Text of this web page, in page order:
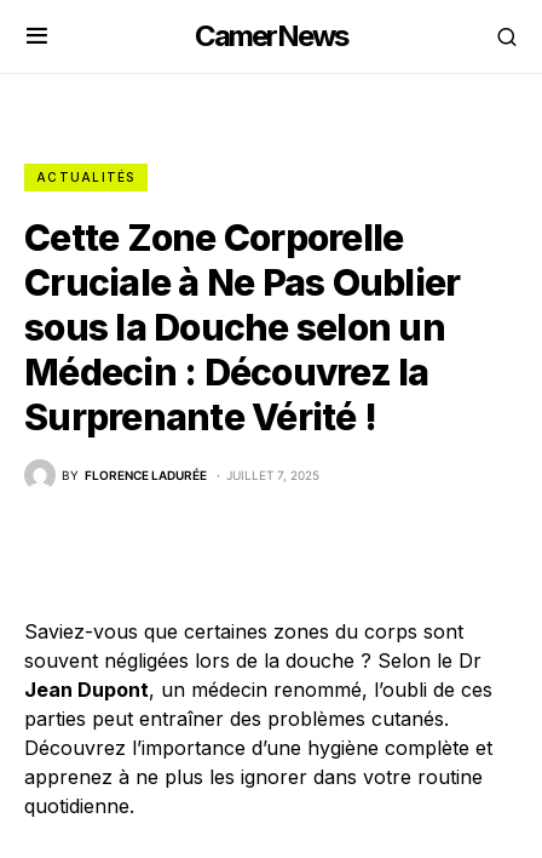
CamerNews
ACTUALITÉS
Cette Zone Corporelle
Cruciale à Ne Pas Oublier
sous la Douche selon un
Médecin : Découvrez la
Surprenante Vérité !
BY FLORENCE LADURÉE JUILLET 7, 2025
Saviez-vous que certaines zones du corps sont
souvent négligées lors de la douche ? Selon le Dr
Jean Dupont, un médecin renommé, l’oubli de ces
parties peut entraîner des problèmes cutanés.
Découvrez l’importance d’une hygiène complète et
apprenez à ne plus les ignorer dans votre routine
quotidienne.